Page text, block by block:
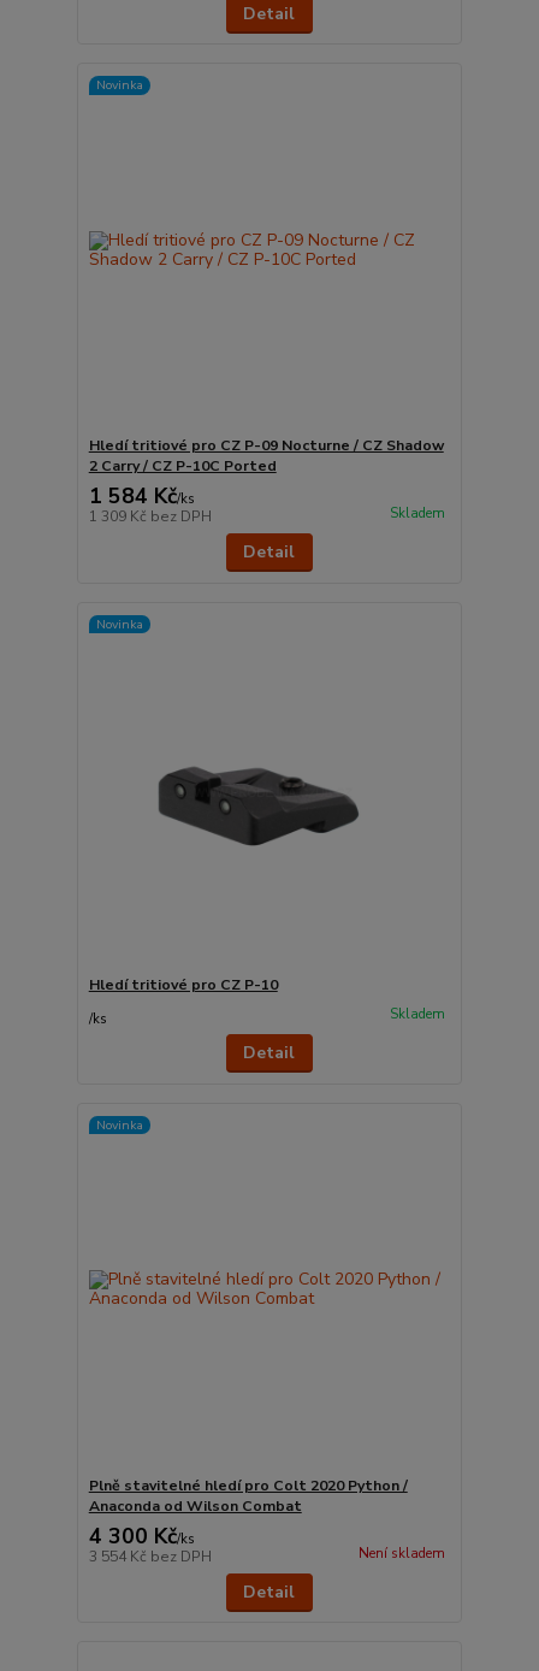
Detail
Novinka
Hledí tritiové pro CZ P-09 Nocturne / CZ Shadow
2 Carry / CZ P-10C Ported
1 584 Kč/ks
1 309 Kč bez DPH Skladem
Detail
Novinka
Hledí tritiové pro CZ P-10
/ks Skladem
Detail
Novinka
Plně stavitelné hledí pro Colt 2020 Python /
Anaconda od Wilson Combat
4 300 Kč/ks
3 554 Kč bez DPH Není skladem
Detail